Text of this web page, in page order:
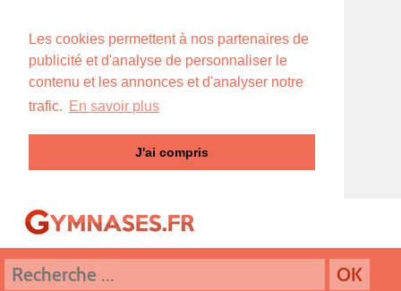
Les cookies permettent à nos partenaires de
publicité et d'analyse de personnaliser le
contenu et les annonces et d'analyser notre
trafic. En savoir plus
J'ai compris